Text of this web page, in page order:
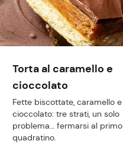
Torta al caramello e
cioccolato
Fette biscottate, caramello e
cioccolato: tre strati, un solo
problema… fermarsi al primo
quadratino.